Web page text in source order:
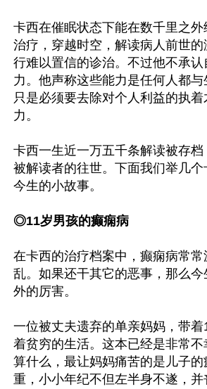
卡西在催眠状态下能在数千里之
治疗，穿越时空，解读病人前世
行难以置信的诊治。不过他不承
力。他声称这些能力是任何人都与
只是必须要去除对个人利益的执
力。
卡西一生近一万五千条解读被存档
被解读者的往世。下面我们举几
今生的小故事。
◎11岁男孩的癫痫病
在卡西的治疗档案中，癫痫病常
乱。如果还干其它的恶事，那么
外的厉害。
一位被丈夫遗弃的单亲妈妈，带
着贫穷的生活。这本已经是非常
算什么，最让妈妈痛苦的是儿子
重，小小年纪不但左半身不遂，并